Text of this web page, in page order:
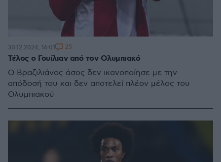
Τέλος ο Γουίλιαν από τον Ολυμπιακό
Ο Βραζιλιάνος άσος δεν ικανοποίησε με την
απόδοσή του και δεν αποτελεί πλέον μέλος του
Ολυμπιακού
30.12.2024, 16:01 25